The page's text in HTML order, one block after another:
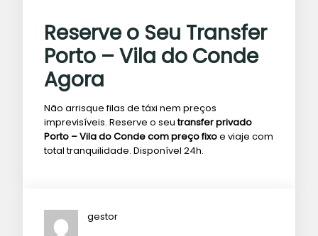
Reserve o Seu Transfer
Porto – Vila do Conde
Agora
Não arrisque filas de táxi nem preços
imprevisíveis. Reserve o seutransfer privado
Porto – Vila do Conde com preço fixoe viaje com
total tranquilidade. Disponível 24h.
gestor